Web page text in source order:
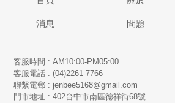
消息 問題
客服時間 : AM10:00-PM05:00
客服電話 : (04)2261-7766
​聯繫電郵 : jenbee5168@gmail.com
門市地址 : 402台中市南區德祥街68號